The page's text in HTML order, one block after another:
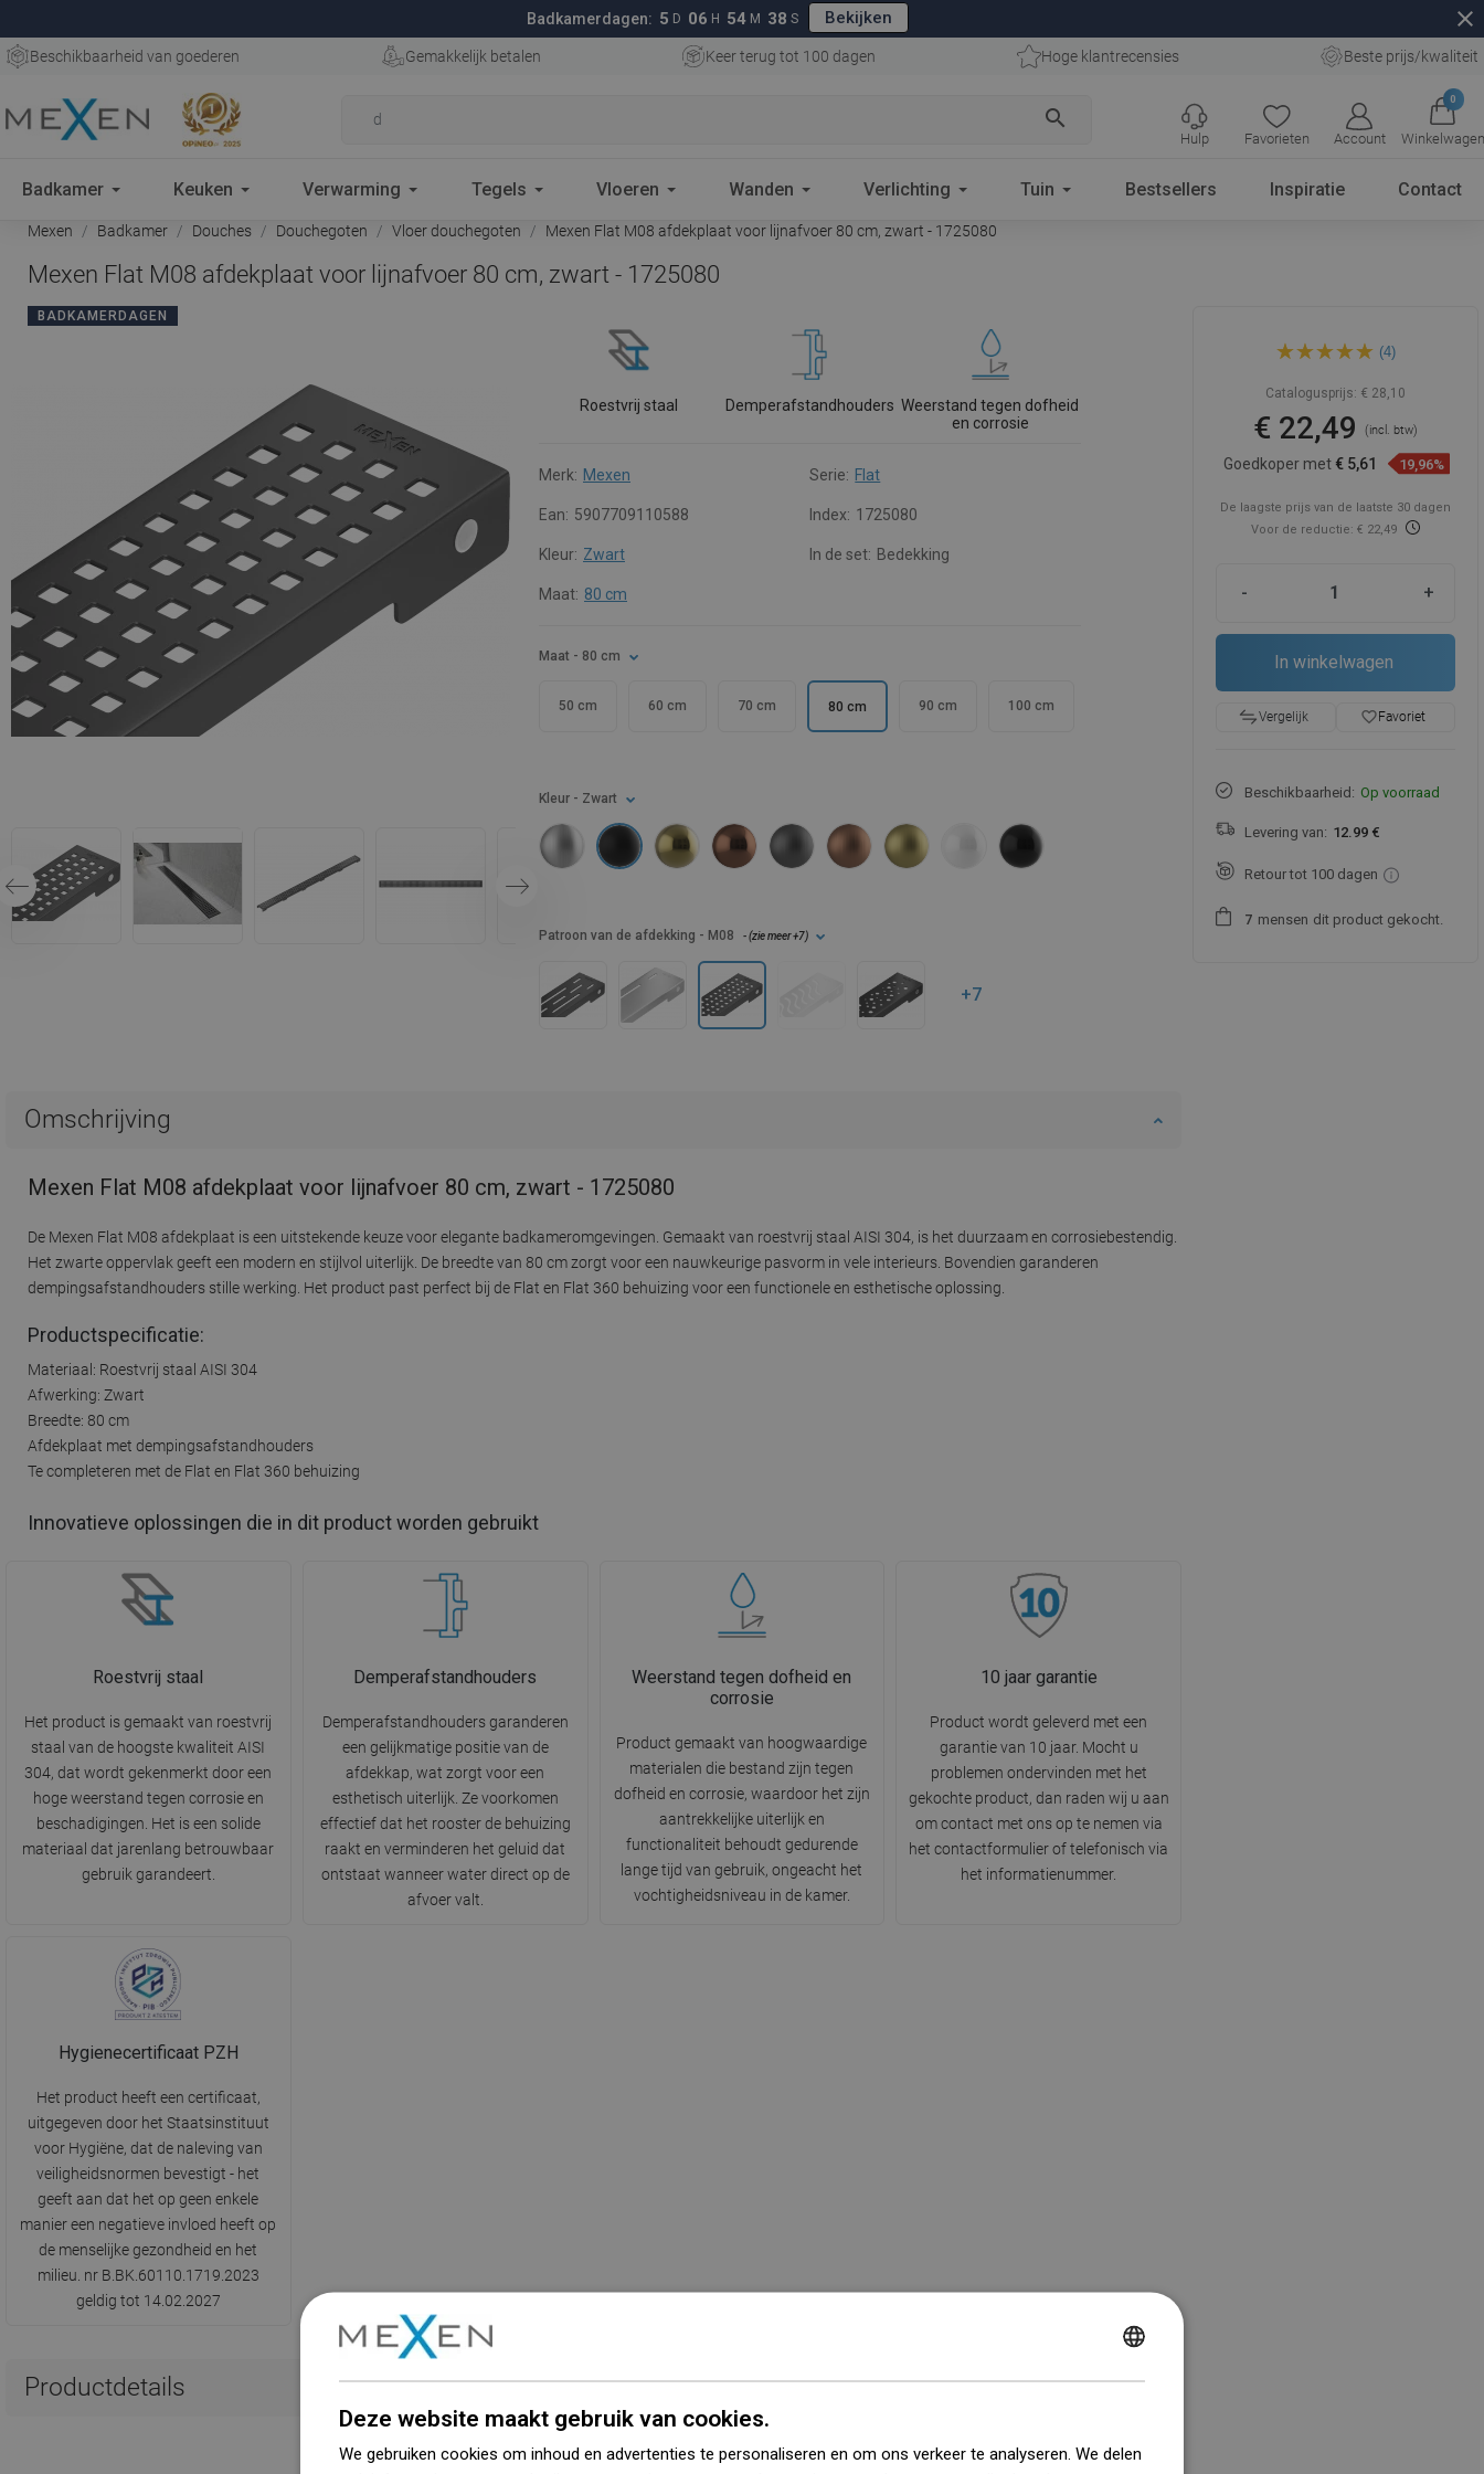
Badkamerdagen: 5 D 06 H 54 M 37 S Bekijken close
Beschikbaarheid van goederen Gemakkelijk betalen Keer terug tot 100 dagen Hoge klantrecensies Beste prijs/kwaliteit
search
Favorieten Account
0
Winkelwagen
Hulp
Badkamer Keuken Verwarming Tegels Vloeren Wanden Verlichting Tuin Bestsellers Inspiratie Contact
Mexen Badkamer Douches Douchegoten Vloer douchegoten Mexen Flat M08 afdekplaat voor lijnafvoer 80 cm, zwart - 1725080
Mexen Flat M08 afdekplaat voor lijnafvoer 80 cm, zwart - 1725080
BADKAMERDAGEN
Roestvrij staal Demperafstandhouders Weerstand tegen dofheid
en corrosie
Merk: Mexen Serie: Flat
Ean: 5907709110588 Index: 1725080
Kleur: Zwart In de set: Bedekking
Maat: 80 cm
Maat - 80 cm
50 cm 60 cm 70 cm 80 cm 90 cm 100 cm
Kleur - Zwart
Patroon van de afdekking - M08 - (zie meer+7)
+7
Omschrijving
Mexen Flat M08 afdekplaat voor lijnafvoer 80 cm, zwart - 1725080
De Mexen Flat M08 afdekplaat is een uitstekende keuze voor elegante badkameromgevingen. Gemaakt van roestvrij staal AISI 304, is het duurzaam en corrosiebestendig.
Het zwarte oppervlak geeft een modern en stijlvol uiterlijk. De breedte van 80 cm zorgt voor een nauwkeurige pasvorm in vele interieurs. Bovendien garanderen
dempingsafstandhouders stille werking. Het product past perfect bij de Flat en Flat 360 behuizing voor een functionele en esthetische oplossing.
Productspecificatie:
Materiaal: Roestvrij staal AISI 304
Afwerking: Zwart
Breedte: 80 cm
Afdekplaat met dempingsafstandhouders
Te completeren met de Flat en Flat 360 behuizing
Innovatieve oplossingen die in dit product worden gebruikt
Roestvrij staal
Het product is gemaakt van roestvrij
staal van de hoogste kwaliteit AISI
304, dat wordt gekenmerkt door een
hoge weerstand tegen corrosie en
beschadigingen. Het is een solide
materiaal dat jarenlang betrouwbaar
gebruik garandeert.
Demperafstandhouders
Demperafstandhouders garanderen
een gelijkmatige positie van de
afdekkap, wat zorgt voor een
esthetisch uiterlijk. Ze voorkomen
effectief dat het rooster de behuizing
raakt en verminderen het geluid dat
ontstaat wanneer water direct op de
afvoer valt.
Weerstand tegen dofheid en
corrosie
Product gemaakt van hoogwaardige
materialen die bestand zijn tegen
dofheid en corrosie, waardoor het zijn
aantrekkelijke uiterlijk en
functionaliteit behoudt gedurende
lange tijd van gebruik, ongeacht het
vochtigheidsniveau in de kamer.
10 jaar garantie
Product wordt geleverd met een
garantie van 10 jaar. Mocht u
problemen ondervinden met het
gekochte product, dan raden wij u aan
om contact met ons op te nemen via
het contactformulier of telefonisch via
het informatienummer.
Hygienecertificaat PZH
Het product heeft een certificaat,
uitgegeven door het Staatsinstituut
voor Hygiëne, dat de naleving van
veiligheidsnormen bevestigt - het
geeft aan dat het op geen enkele
manier een negatieve invloed heeft op
de menselijke gezondheid en het
milieu. nr B.BK.60110.1719.2023
geldig tot 14.02.2027
Productdetails
Serie Flat
voor lijnafvoer 80 cm, zwart -
(4)
Catalogusprijs: € 28,10
€ 22,49(incl. btw)
Goedkoper met € 5,61 19,96%
De laagste prijs van de laatste 30 dagen
Voor de reductie: € 22,49
- +
In winkelwagen
Vergelijk favorite_borderFavoriet
Beschikbaarheid: Op voorraad
Levering van: 12.99 €
Retour tot 100 dagen
7 mensen dit product gekocht.
Deze website maakt gebruik van cookies.
We gebruiken cookies om inhoud en advertenties te personaliseren en om ons verkeer te analyseren. We delen